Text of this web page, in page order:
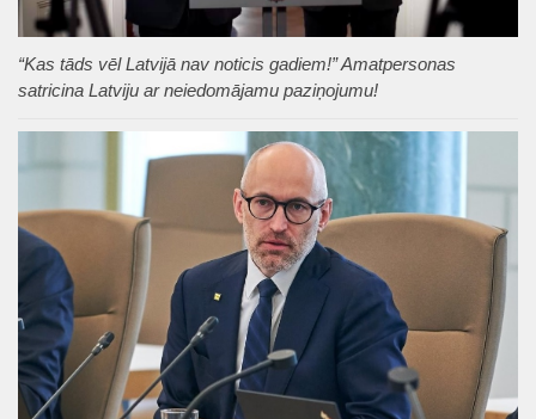
“Kas tāds vēl Latvijā nav noticis gadiem!” Amatpersonas
satricina Latviju ar neiedomājamu paziņojumu!